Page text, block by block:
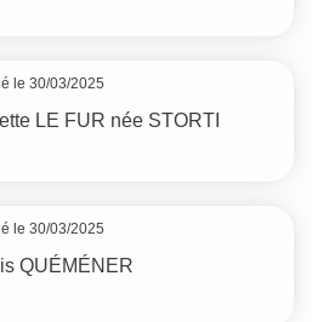
le 30/03/2025
LE FUR née STORTI
le 30/03/2025
QUÉMÉNER